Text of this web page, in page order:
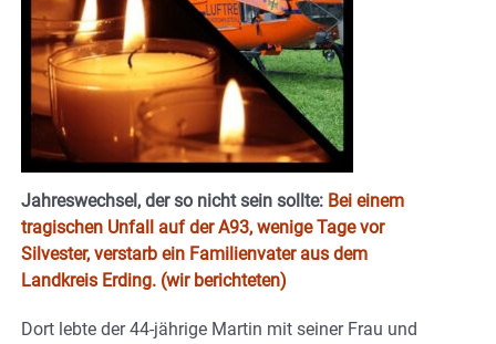
Jahreswechsel, der so nicht sein sollte: Bei einem
tragischen Unfall auf der A93, wenige Tage vor
Silvester, verstarb ein Familienvater aus dem
Landkreis Erding. (wir berichteten)
Dort lebte der 44-jährige Martin mit seiner Frau und